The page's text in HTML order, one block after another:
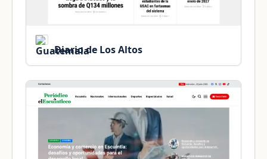
Diario de Los Altos